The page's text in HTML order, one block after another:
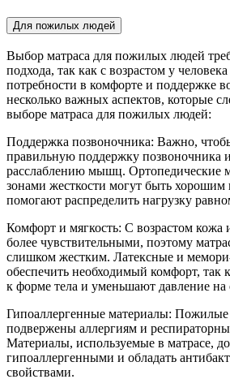
Для пожилых людей
Выбор матраса для пожилых людей
подхода, так как с возрастом у
потребности в комфорте и поддержке
несколько важных аспектов, которые
выборе матраса для пожилых людей:
Поддержка позвоночника: Важно,
правильную поддержку позвоночника
расслаблению мышц. Ортопедические
зонами жесткости могут быть хорошим
помогают распределить нагрузку
Комфорт и мягкость: С возрастом кожа
более чувствительными, поэтому
слишком жестким. Латексные и
обеспечить необходимый комфорт, так
к форме тела и уменьшают давление на
Гипоаллергенные материалы: Пожилые
подвержены аллергиям и
Материалы, используемые в матрасе,
гипоаллергенными и обладать
свойствами.